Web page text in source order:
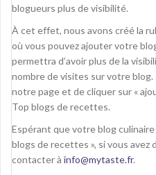
blogueurs plus de visibilité.
À cet effet, nous avons créé la
où vous pouvez ajouter votre
permettra d’avoir plus de la
nombre de visites sur votre
notre page et de cliquer sur «
Top blogs de recettes.
Espérant que votre blog
blogs de recettes », si vous avez
contacter à info@mytaste.fr.